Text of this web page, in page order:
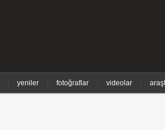
yeniler fotoğraflar videolar